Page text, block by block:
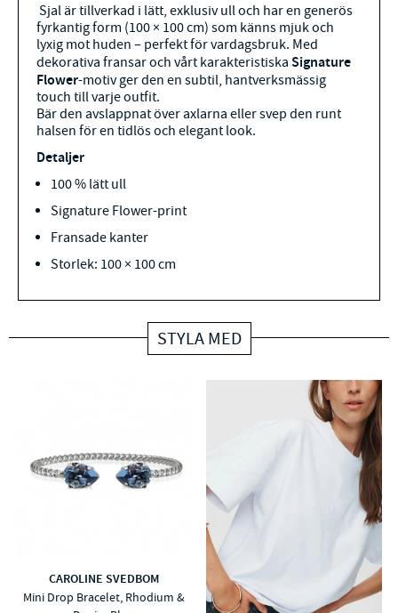
Sjal är tillverkad i lätt, exklusiv ull och har en generös
fyrkantig form (100 × 100 cm) som känns mjuk och
lyxig mot huden – perfekt för vardagsbruk. Med
dekorativa fransar och vårt karakteristiska Signature
Flower-motiv ger den en subtil, hantverksmässig
touch till varje outfit.
Bär den avslappnat över axlarna eller svep den runt
halsen för en tidlös och elegant look.
Detaljer
100 % lätt ull
Signature Flower-print
Fransade kanter
Storlek: 100 × 100 cm
STYLA MED
CAROLINE SVEDBOM
Mini Drop Bracelet, Rhodium &